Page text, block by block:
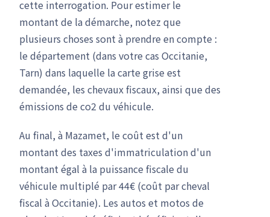
cette interrogation. Pour estimer le
montant de la démarche, notez que
plusieurs choses sont à prendre en compte :
le département (dans votre cas Occitanie,
Tarn) dans laquelle la carte grise est
demandée, les chevaux fiscaux, ainsi que des
émissions de co2 du véhicule.
Au final, à Mazamet, le coût est d'un
montant des taxes d'immatriculation d'un
montant égal à la puissance fiscale du
véhicule multiplé par 44€ (coût par cheval
fiscal à Occitanie). Les autos et motos de